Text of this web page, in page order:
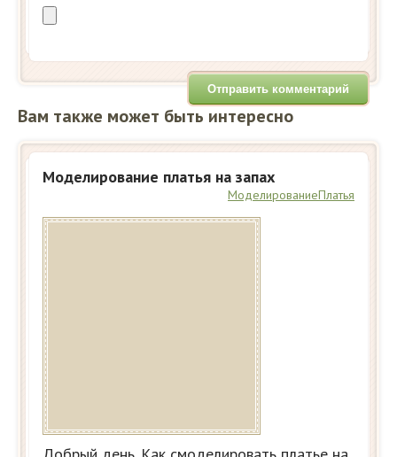
Вам также может быть интересно
Моделирование платья на запах
МоделированиеПлатья